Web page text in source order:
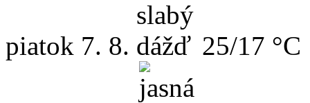
piatok 7. 8. 25/17 °C